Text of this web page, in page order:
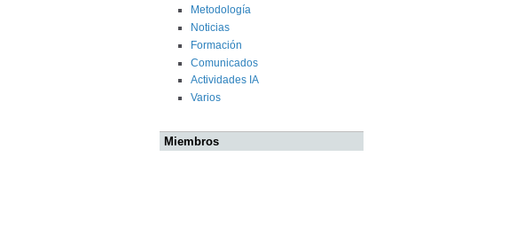
Metodología
Noticias
Formación
Comunicados
Actividades IA
Varios
Miembros